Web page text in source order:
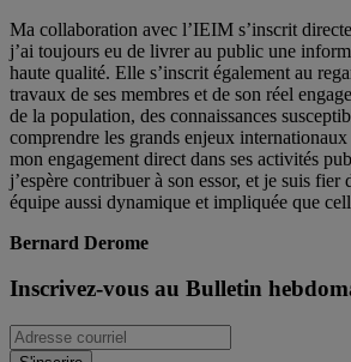
Ma collaboration avec l’IEIM s’inscrit
j’ai toujours eu de livrer au public une
haute qualité. Elle s’inscrit également au
travaux de ses membres et de son réel
de la population, des connaissances
comprendre les grands enjeux internationaux
mon engagement direct dans ses activités
j’espère contribuer à son essor, et je suis fier
équipe aussi dynamique et impliquée que
Bernard Derome
Inscrivez-vous au Bulletin